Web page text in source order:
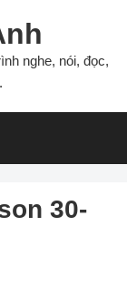
nghe, nói, đọc,
30-